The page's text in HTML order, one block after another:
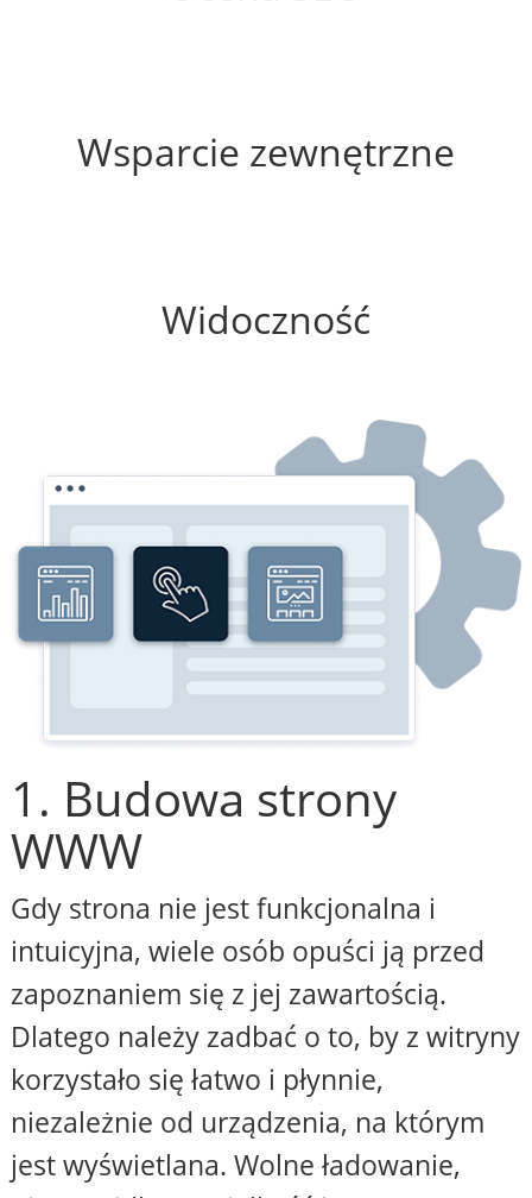
Wsparcie zewnętrzne
Widoczność
1. Budowa strony
WWW
Gdy strona nie jest funkcjonalna i
intuicyjna, wiele osób opuści ją przed
zapoznaniem się z jej zawartością.
Dlatego należy zadbać o to, by z witryny
korzystało się łatwo i płynnie,
niezależnie od urządzenia, na którym
jest wyświetlana. Wolne ładowanie,